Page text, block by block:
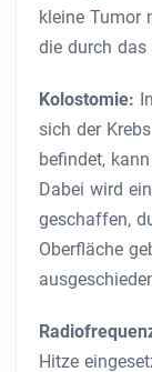
kleine Tumor
die durch das
Kolostomie:
sich der
befindet,
Dabei wird
geschaffen,
Oberfläche
Hitze